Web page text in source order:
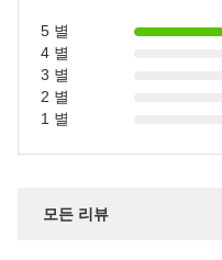
5 별
4 별
3 별
2 별
1 별
모든 리뷰